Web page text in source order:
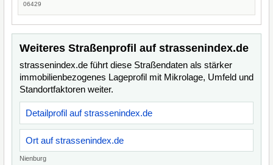
06429
Weiteres Straßenprofil auf strassenindex.de
strassenindex.de führt diese Straßendaten als stärker
immobilienbezogenes Lageprofil mit Mikrolage, Umfeld und
Standortfaktoren weiter.
Detailprofil auf strassenindex.de
Ort auf strassenindex.de
Nienburg